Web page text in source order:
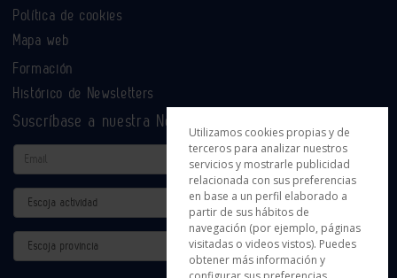
Política de cookies
Mapa web
Formación
Histórico de Newsletters
Suscríbase a nuestra Newsletter
Email
Actividad
Provincia
Utilizamos cookies propias y de
terceros para analizar nuestros
servicios y mostrarle publicidad
relacionada con sus preferencias
en base a un perfil elaborado a
partir de sus hábitos de
navegación (por ejemplo, páginas
visitadas o videos vistos). Puedes
obtener más información y